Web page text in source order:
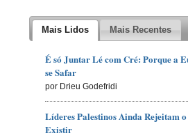
Mais Lidos Mais Recentes
É só Juntar Lé com Cré: Porque a
se Safar
por Drieu Godefridi
Líderes Palestinos Ainda Rejeitam
Existir